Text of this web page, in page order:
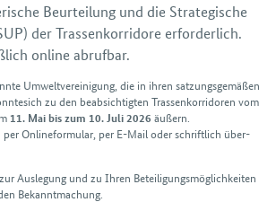
Beurteilung und die Strategische
der Trassen­korridore erforderlich.
online abrufbar.
Umwelt­vereinigung, die in ihren satzungs­gemäßen
zu den beabsichtigten Trassen­korridoren vom
11. Mai bis zum 10. Juli 2026 äußern.
per Online­formular, per E-Mail oder schriftlich über­
Auslegung und zu Ihren Beteiligungs­möglichkeiten
Bekanntmachung.